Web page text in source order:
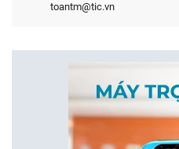
toantm@tic.vn